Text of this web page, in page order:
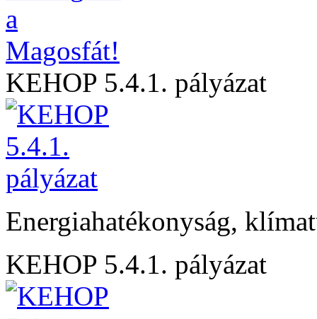
KEHOP 5.4.1. pályázat
Energiahatékonyság,
KEHOP 5.4.1. pályázat